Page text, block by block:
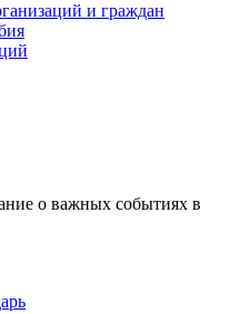
и граждан
о важных событиях в